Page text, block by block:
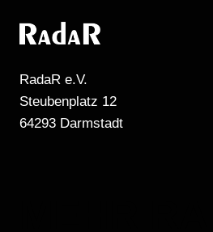
RadaR e.V.
Steubenplatz 12
64293 Darmstadt